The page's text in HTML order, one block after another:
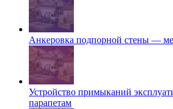
Анкеровка подпорной стены —
Устройство примыканий
парапетам